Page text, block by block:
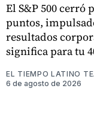
El S&P 500 cerró
puntos,
resultados
significa para tu
EL TIEMPO LATINO
6 de agosto de 2026